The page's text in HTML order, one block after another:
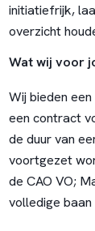
initiatiefrijk,
overzicht
Wat wij voor
Wij bieden
een contract
de duur van
voortgezet
de CAO VO;
volledige baan